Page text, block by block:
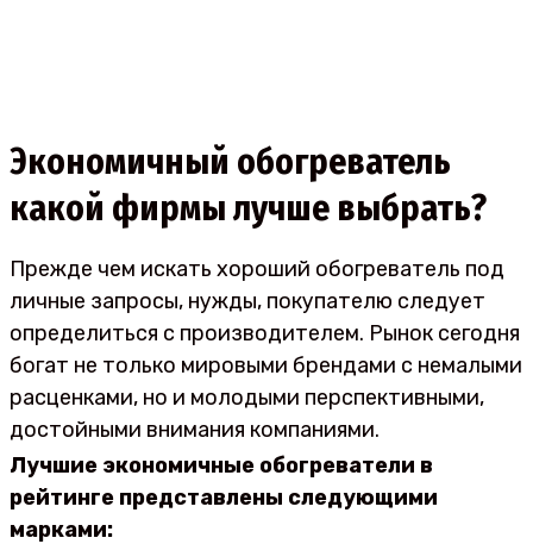
Экономичный обогреватель
какой фирмы лучше выбрать?
Прежде чем искать хороший обогреватель под
личные запросы, нужды, покупателю следует
определиться с производителем. Рынок сегодня
богат не только мировыми брендами с немалыми
расценками, но и молодыми перспективными,
достойными внимания компаниями.
Лучшие экономичные обогреватели в
рейтинге представлены следующими
марками: